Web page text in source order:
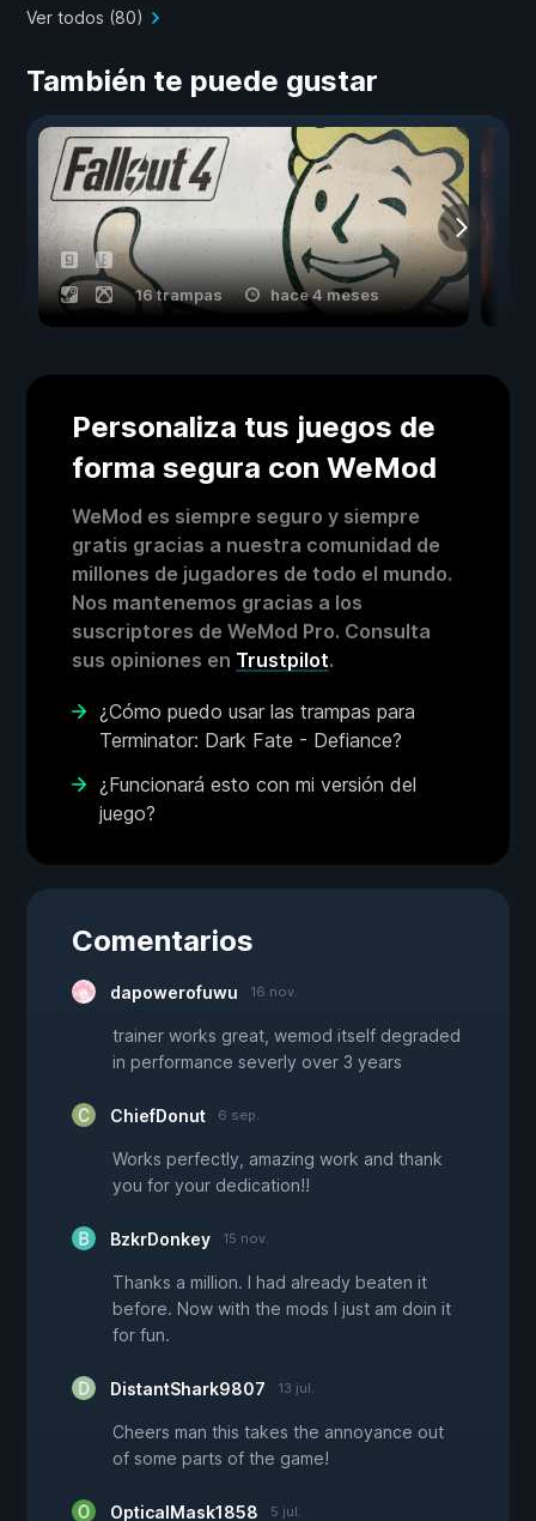
Ver todos (80)
También te puede gustar
16 trampas hace 4 meses
Personaliza tus juegos de
forma segura con WeMod
WeMod es siempre seguro y siempre
gratis gracias a nuestra comunidad de
millones de jugadores de todo el mundo.
Nos mantenemos gracias a los
suscriptores de WeMod Pro. Consulta
sus opiniones en Trustpilot.
¿Cómo puedo usar las trampas para
Terminator: Dark Fate - Defiance?
¿Funcionará esto con mi versión del
juego?
Comentarios
dapowerofuwu 16 nov.
trainer works great, wemod itself degraded
in performance severly over 3 years
ChiefDonut 6 sep.
Works perfectly, amazing work and thank
you for your dedication!!
BzkrDonkey 15 nov.
Thanks a million. I had already beaten it
before. Now with the mods I just am doin it
for fun.
DistantShark9807 13 jul.
Cheers man this takes the annoyance out
of some parts of the game!
OpticalMask1858 5 jul.